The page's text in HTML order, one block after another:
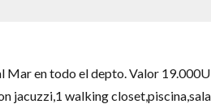
en todo el depto. Valor
jacuzzi,1 walking